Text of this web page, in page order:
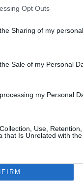
Opt Outs
Sharing of my personal
Sale of my Personal
my Personal
Use,
that Is Unrelated with
10 154-en,